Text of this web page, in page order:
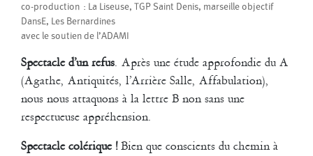
co-production : La Liseuse, TGP Saint Denis, marseille objectif
DansE, Les Bernardines
avec le soutien de l’ADAMI
Spectacle d’un refus. Après une étude approfondie du A
(Agathe, Antiquités, l’Arrière Salle, Affabulation),
nous nous attaquons à la lettre B non sans une
respectueuse appréhension.
Spectacle colérique !Bien que conscients du chemin à
Marion Alzieu, Quentin Baguet, Doria Belanger, Laurent Cebe, Aïcha
El Fishawy, Guillaume Guilherme, Lauriane Madelaine, Alice Masson,
Cybille Soulier, Chiara Taviani, Lisa Vilret
Musiques : J.S. Bach (interprétation Glenn Gould), The Rolling